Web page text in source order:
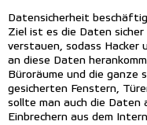
Datensicherheit
Ziel ist es die Daten
verstauen, sodass Hacker
an diese Daten
Büroräume und die ganze
gesicherten Fenstern,
sollte man auch die Daten
Einbrechern aus dem